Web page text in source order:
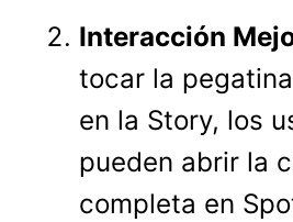
Interacción
tocar la
en la Story, los
pueden abrir la
completa en